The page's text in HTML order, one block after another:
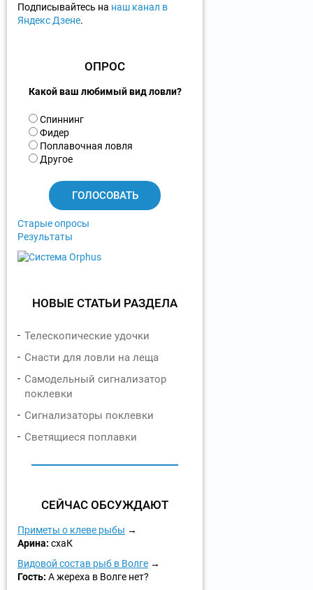
Подписывайтесь на наш канал в
Яндекс Дзене.
ОПРОС
Какой ваш любимый вид ловли?
В
а
р
и
Спиннинг
Фидер
Поплавочная ловля
Другое
Старые опросы
Результаты
НОВЫЕ СТАТЬИ РАЗДЕЛА
Телескопические удочки
Снасти для ловли на леща
Самодельный сигнализатор
поклевки
Сигнализаторы поклевки
Светящиеся поплавки
СЕЙЧАС ОБСУЖДАЮТ
Приметы о клеве рыбы
Арина: схаК
Видовой состав рыб в Волге
Гость: А жереха в Волге нет?